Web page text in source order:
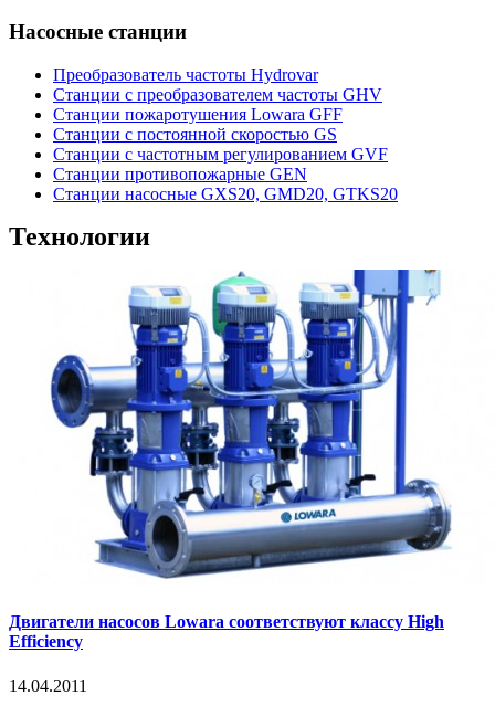
Насосные станции
Преобразователь частоты Hydrovar
Станции с преобразователем частоты GHV
Станции пожаротушения Lowara GFF
Станции с постоянной скоростью GS
Станции с частотным регулированием GVF
Станции противопожарные GEN
Станции насосные GXS20, GMD20, GTKS20
Технологии
Двигатели насосов Lowara соответствуют классу High
Efficiency
14.04.2011